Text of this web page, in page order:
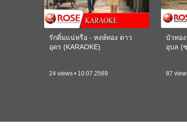
รักติ๋มแน่หรือ - หงษ์ทอง ดาว
อุดร (KARAOKE)
24 views • 10.07.2569
บัวทอ
อุบล (
87